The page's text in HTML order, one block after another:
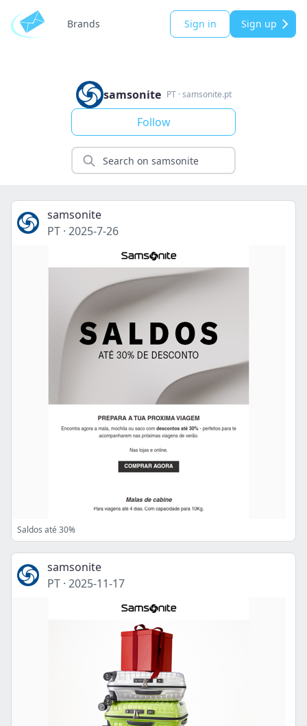
Brands Sign in Sign up
samsonite PT·samsonite.pt
Follow
samsonite
PT · 2025-7-26
Saldos até 30%
samsonite
PT · 2025-11-17